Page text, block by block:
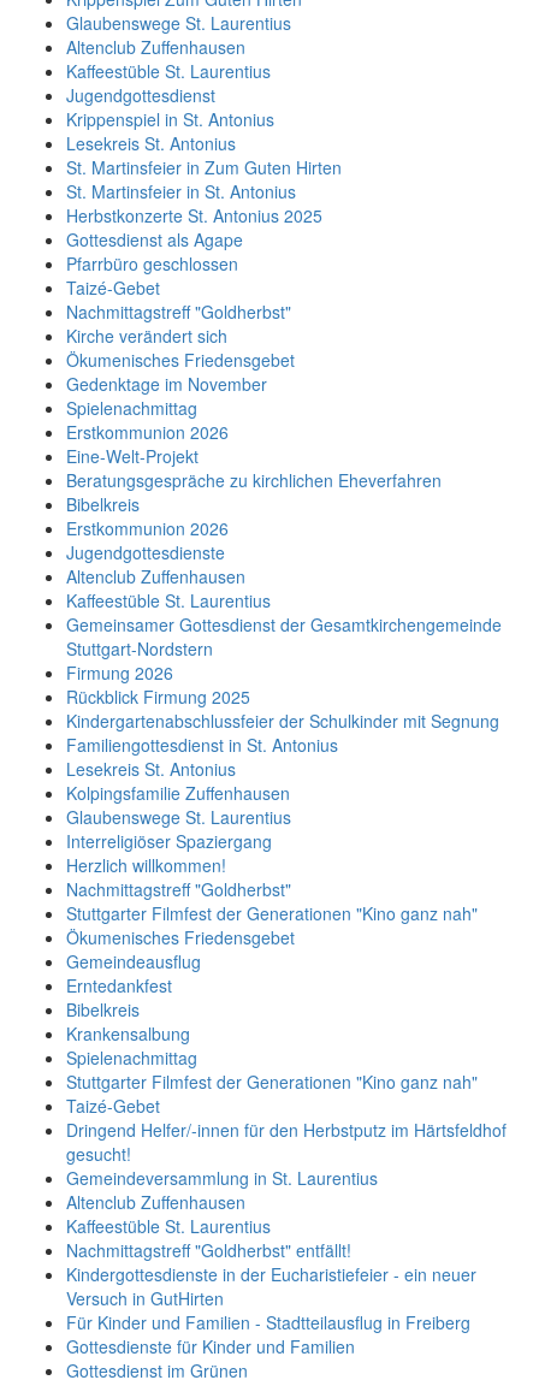
Glaubenswege St. Laurentius
Altenclub Zuffenhausen
Kaffeestüble St. Laurentius
Jugendgottesdienst
Krippenspiel in St. Antonius
Lesekreis St. Antonius
St. Martinsfeier in Zum Guten Hirten
St. Martinsfeier in St. Antonius
Herbstkonzerte St. Antonius 2025
Gottesdienst als Agape
Pfarrbüro geschlossen
Taizé-Gebet
Nachmittagstreff "Goldherbst"
Kirche verändert sich
Ökumenisches Friedensgebet
Gedenktage im November
Spielenachmittag
Erstkommunion 2026
Eine-Welt-Projekt
Beratungsgespräche zu kirchlichen Eheverfahren
Bibelkreis
Erstkommunion 2026
Jugendgottesdienste
Altenclub Zuffenhausen
Kaffeestüble St. Laurentius
Gemeinsamer Gottesdienst der Gesamtkirchengemeinde
Stuttgart-Nordstern
Firmung 2026
Rückblick Firmung 2025
Kindergartenabschlussfeier der Schulkinder mit Segnung
Familiengottesdienst in St. Antonius
Lesekreis St. Antonius
Kolpingsfamilie Zuffenhausen
Glaubenswege St. Laurentius
Interreligiöser Spaziergang
Herzlich willkommen!
Nachmittagstreff "Goldherbst"
Stuttgarter Filmfest der Generationen "Kino ganz nah"
Ökumenisches Friedensgebet
Gemeindeausflug
Erntedankfest
Bibelkreis
Krankensalbung
Spielenachmittag
Stuttgarter Filmfest der Generationen "Kino ganz nah"
Taizé-Gebet
Dringend Helfer/-innen für den Herbstputz im Härtsfeldhof
gesucht!
Gemeindeversammlung in St. Laurentius
Altenclub Zuffenhausen
Kaffeestüble St. Laurentius
Nachmittagstreff "Goldherbst" entfällt!
Kindergottesdienste in der Eucharistiefeier - ein neuer
Versuch in GutHirten
Für Kinder und Familien - Stadtteilausflug in Freiberg
Gottesdienste für Kinder und Familien
Gottesdienst im Grünen